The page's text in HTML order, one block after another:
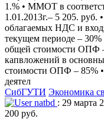
1.% • ММОТ в
1.01.2013г.– 5 205. руб.
облагаемых НДС и
текущем периоде – 30%
общей стоимости ОПФ
капвложений в
стоимости ОПФ – 85%
деятел
СибГУТИ Экономика
natbd : 29 марта
200 руб.